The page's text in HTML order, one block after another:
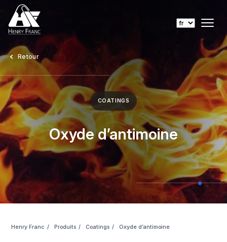
Retour
COATINGS
Oxyde d’antimoine
Henry Franc Produits Coatings Oxyde d’antimoine